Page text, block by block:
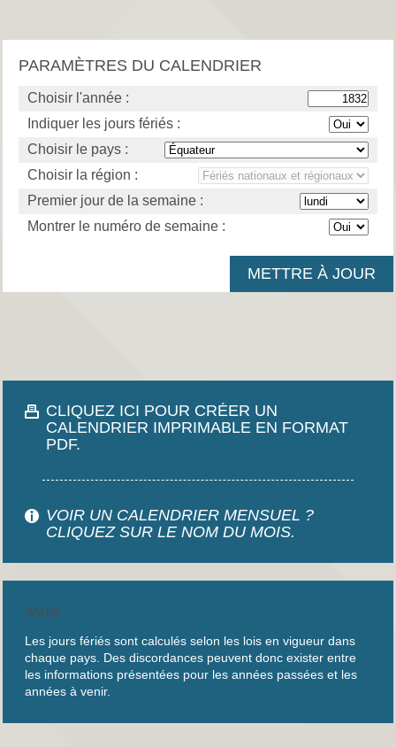
PARAMÈTRES DU CALENDRIER
Choisir l'année :
Indiquer les jours fériés :
Choisir le pays :
Choisir la région :
Premier jour de la semaine :
Montrer le numéro de semaine :
CLIQUEZ ICI POUR CRÉER UN
CALENDRIER IMPRIMABLE EN FORMAT
PDF.
VOIR UN CALENDRIER MENSUEL ?
CLIQUEZ SUR LE NOM DU MOIS.
AVIS
Les jours fériés sont calculés selon les lois en vigueur dans
chaque pays. Des discordances peuvent donc exister entre
les informations présentées pour les années passées et les
années à venir.